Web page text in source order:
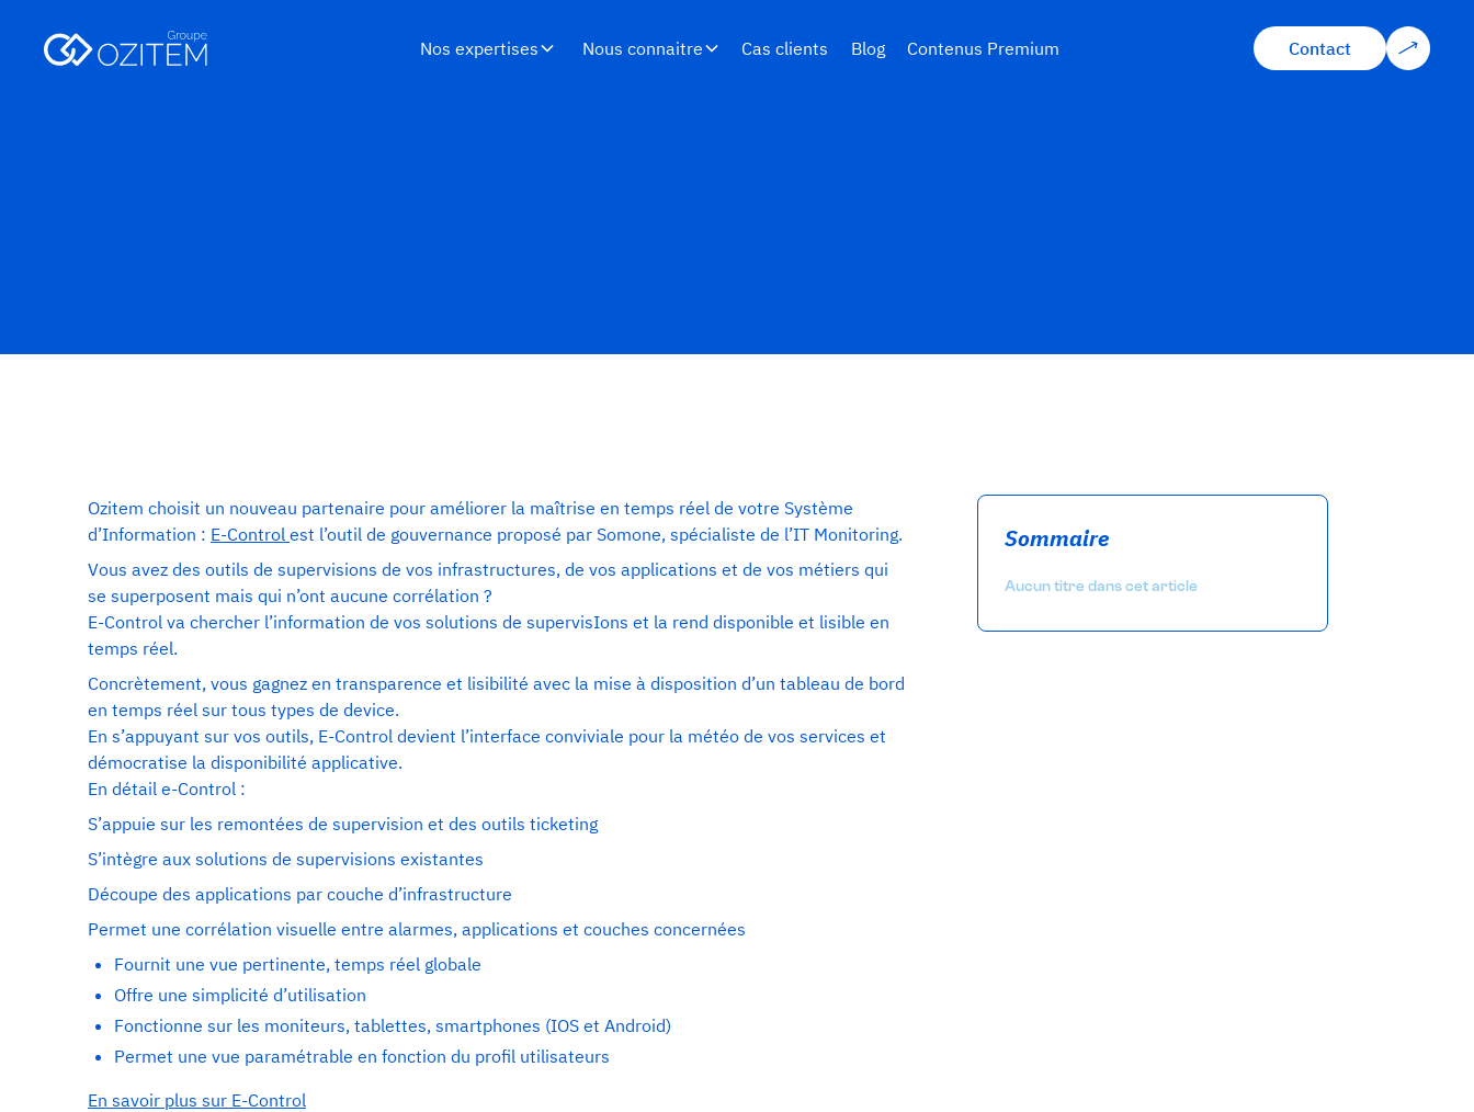
Nos expertises Nous connaitre Cas clients Blog Contenus Premium
Contact
Contact
Ozitem choisit un nouveau partenaire pour améliorer la maîtrise en temps réel de votre Système
d’Information : E-Control est l’outil de gouvernance proposé par Somone, spécialiste de l’IT Monitoring.
Vous avez des outils de supervisions de vos infrastructures, de vos applications et de vos métiers qui
se superposent mais qui n’ont aucune corrélation ?
E-Control va chercher l’information de vos solutions de supervisIons et la rend disponible et lisible en
temps réel.
Concrètement, vous gagnez en transparence et lisibilité avec la mise à disposition d’un tableau de bord
en temps réel sur tous types de device.
En s’appuyant sur vos outils, E-Control devient l’interface conviviale pour la météo de vos services et
démocratise la disponibilité applicative.
En détail e-Control :
S’appuie sur les remontées de supervision et des outils ticketing
S’intègre aux solutions de supervisions existantes
Découpe des applications par couche d’infrastructure
Permet une corrélation visuelle entre alarmes, applications et couches concernées
Fournit une vue pertinente, temps réel globale
​Offre une simplicité d’utilisation
​Fonctionne sur les moniteurs, tablettes, smartphones (IOS et Android)
Permet une vue paramétrable en fonction du profil utilisateurs
En savoir plus sur E-Control
Sommaire
Aucun titre dans cet article